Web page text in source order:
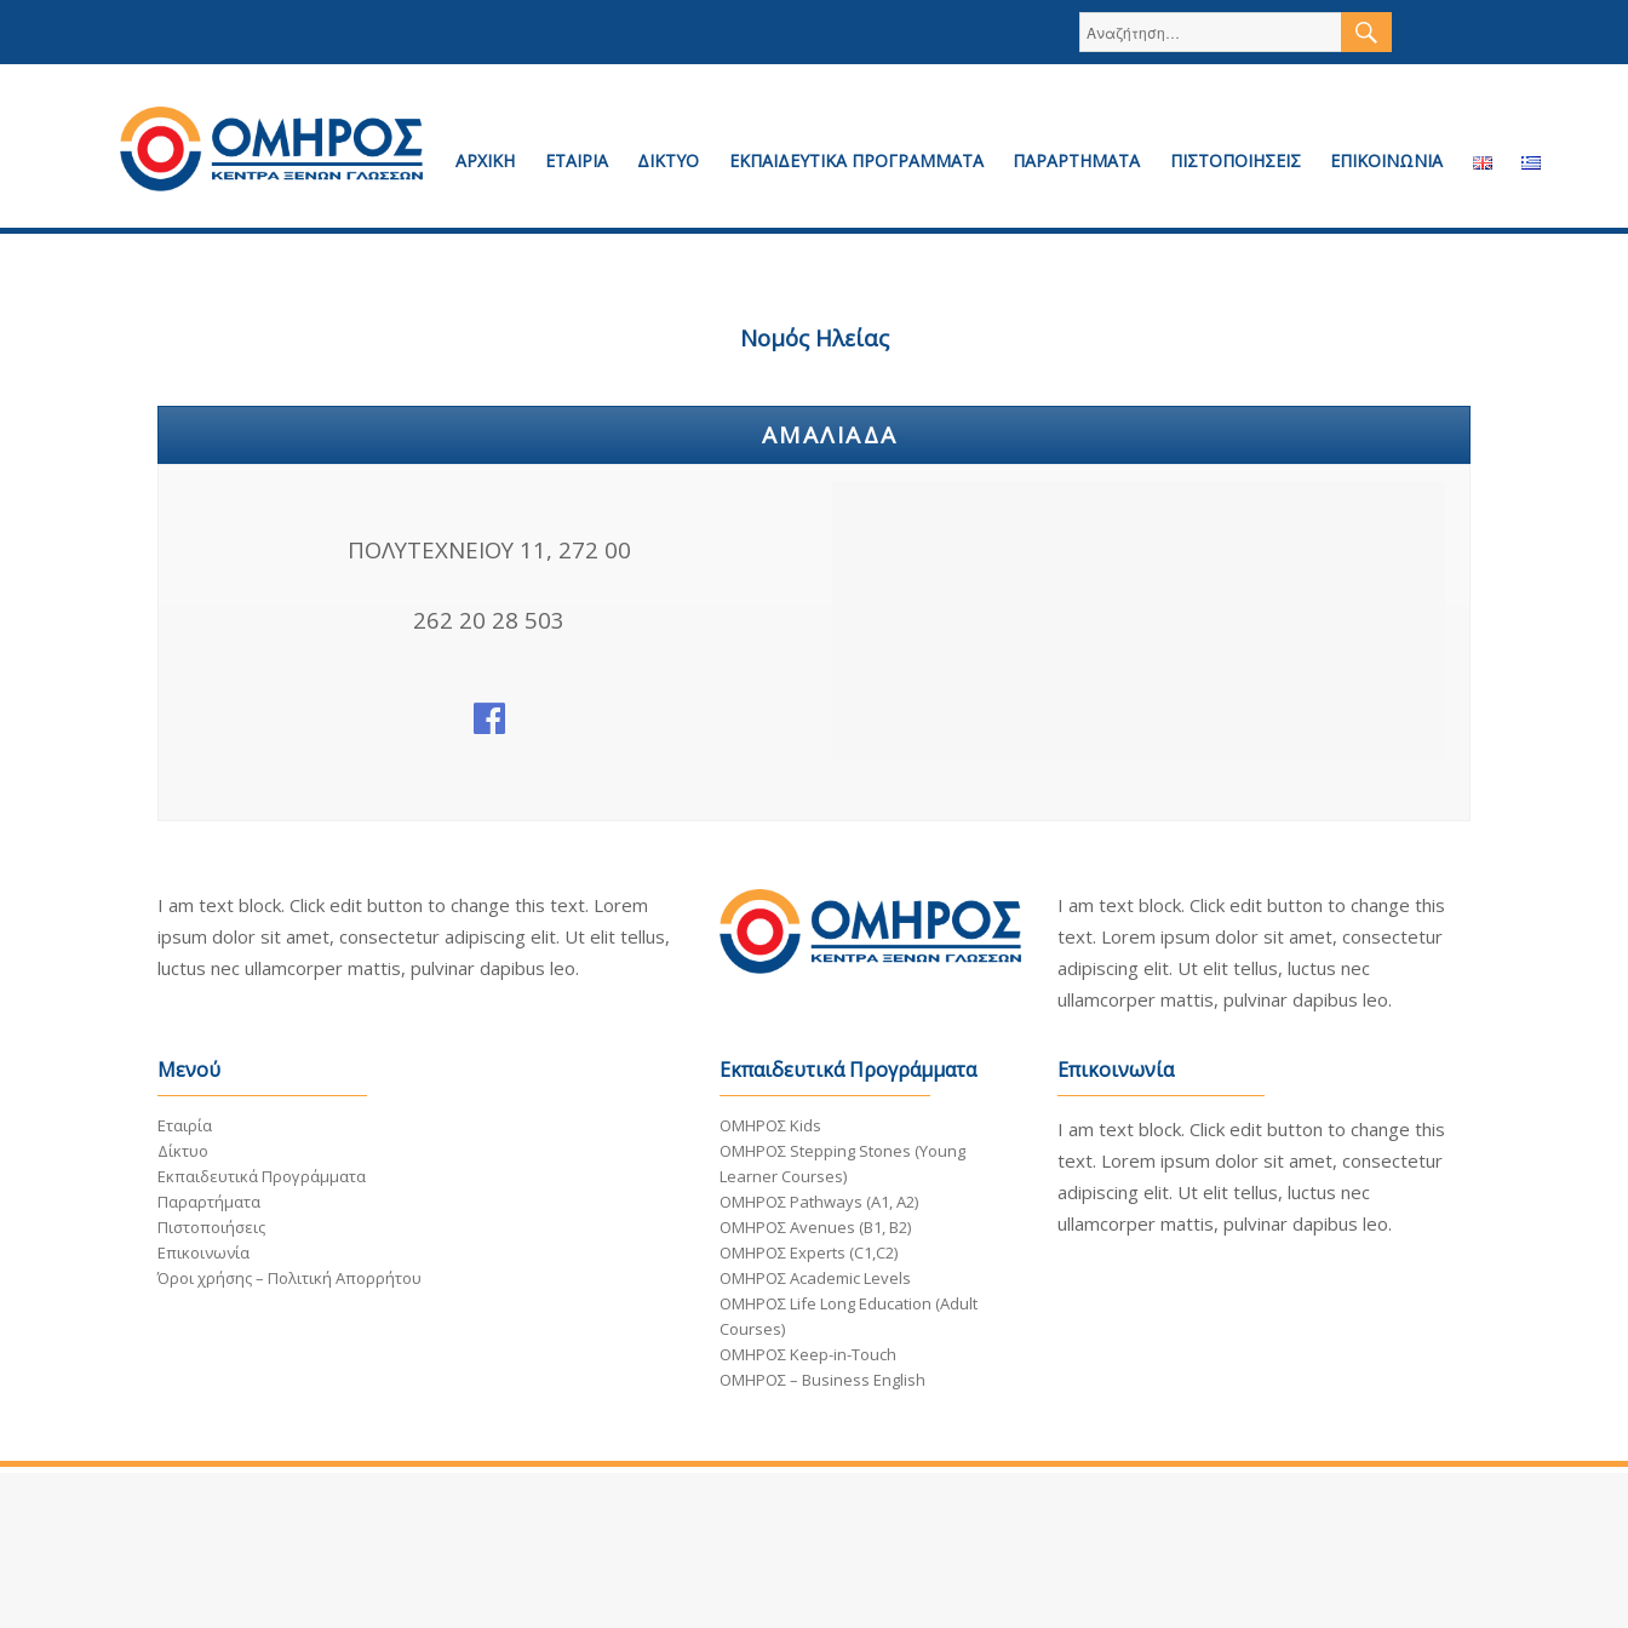
Αναζήτηση
για:
Όμηρος
ΑΡΧΙΚΗ ΕΤΑΙΡΙΑ ΔΙΚΤΥΟ ΕΚΠΑΙΔΕΥΤΙΚΑ ΠΡΟΓΡΑΜΜΑΤΑ ΠΑΡΑΡΤΗΜΑΤΑ ΠΙΣΤΟΠΟΙΗΣΕΙΣ ΕΠΙΚΟΙΝΩΝΙΑ
Νομός Ηλείας
ΑΜΑΛΙΆΔΑ
ΠΟΛΥΤΕΧΝΕΙΟΥ 11, 272 00
262 20 28 503
I am text block. Click edit button to change this text. Lorem
ipsum dolor sit amet, consectetur adipiscing elit. Ut elit tellus,
luctus nec ullamcorper mattis, pulvinar dapibus leo.
I am text block. Click edit button to change this
text. Lorem ipsum dolor sit amet, consectetur
adipiscing elit. Ut elit tellus, luctus nec
ullamcorper mattis, pulvinar dapibus leo.
Μενού
Εταιρία
Δίκτυο
Εκπαιδευτικά Προγράμματα
Παραρτήματα
Πιστοποιήσεις
Επικοινωνία
Όροι χρήσης – Πολιτική Απορρήτου
Εκπαιδευτικά Προγράμματα
ΟΜΗΡΟΣ Kids
ΟΜΗΡΟΣ Stepping Stones (Young
Learner Courses)
ΟΜΗΡΟΣ Pathways (A1, A2)
ΟΜΗΡΟΣ Avenues (B1, B2)
ΟΜΗΡΟΣ Experts (C1,C2)
ΟΜΗΡΟΣ Academic Levels
ΟΜΗΡΟΣ Life Long Education (Adult
Courses)
ΟΜΗΡΟΣ Keep-in-Touch
ΟΜΗΡΟΣ – Business English
Επικοινωνία
I am text block. Click edit button to change this
text. Lorem ipsum dolor sit amet, consectetur
adipiscing elit. Ut elit tellus, luctus nec
ullamcorper mattis, pulvinar dapibus leo.